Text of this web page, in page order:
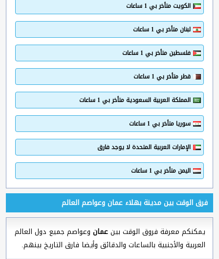
الكويت متأخر بي 1 ساعات
لبنان متأخر بي 1 ساعات
فلسطين متأخر بي 1 ساعات
قطر متأخر بي 1 ساعات
المملكة العربية السعودية متأخر بي 1 ساعات
سوريا متأخر بي 1 ساعات
الإمارات العربية المتحدة لا يوجد فارق
اليمن متأخر بي 1 ساعات
فرق الوقت بين مدينة بهلاء عمان وعواصم العالم
يمكنكم معرفة فروق الوقت بينعمان وعواصم جميع دول العالم
العربية والأجنبية بالساعات والدقائق وأيضا فارق التاريخ بينهم.